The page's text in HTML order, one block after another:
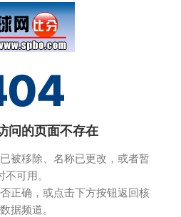
问的页面不存在
被移除、名称已更改，或者暂
不可用。
正确，或点击下方按钮返回核
据频道。